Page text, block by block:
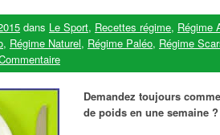
dans Le Sport, Recettes régime, Régime
, Régime Naturel, Régime Paléo, Régime
Demandez toujours
de poids en une semaine ?